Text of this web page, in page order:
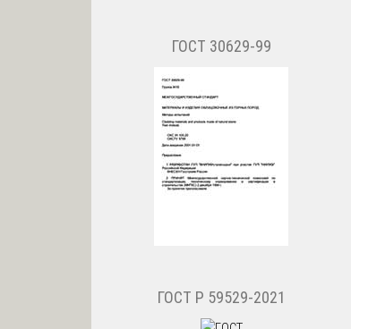
ГОСТ 30629-99
ГОСТ Р 59529-2021